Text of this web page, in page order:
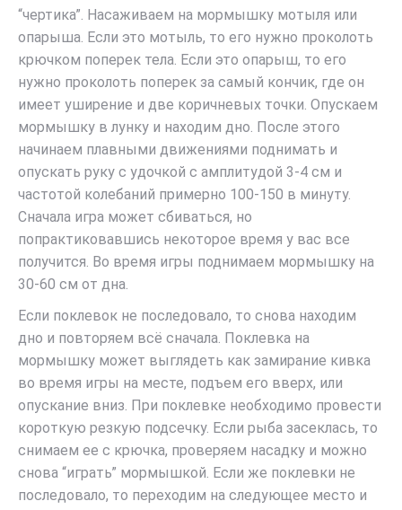
“чертика”. Насаживаем на мормышку мотыля или
опарыша. Если это мотыль, то его нужно проколоть
крючком поперек тела. Если это опарыш, то его
нужно проколоть поперек за самый кончик, где он
имеет уширение и две коричневых точки. Опускаем
мормышку в лунку и находим дно. После этого
начинаем плавными движениями поднимать и
опускать руку с удочкой с амплитудой 3-4 см и
частотой колебаний примерно 100-150 в минуту.
Сначала игра может сбиваться, но
попрактиковавшись некоторое время у вас все
получится. Во время игры поднимаем мормышку на
30-60 см от дна.
Если поклевок не последовало, то снова находим
дно и повторяем всё сначала. Поклевка на
мормышку может выглядеть как замирание кивка
во время игры на месте, подъем его вверх, или
опускание вниз. При поклевке необходимо провести
короткую резкую подсечку. Если рыба засеклась, то
снимаем ее с крючка, проверяем насадку и можно
снова “играть” мормышкой. Если же поклевки не
последовало, то переходим на следующее место и